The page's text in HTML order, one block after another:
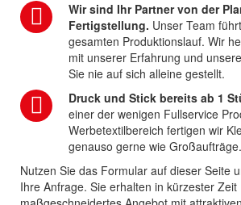
Wir sind Ihr Partner von der
Fertigstellung. Unser Team
gesamten Produktionslauf. Wir
mit unserer Erfahrung und
Sie nie auf sich alleine gestellt.
Druck und Stick bereits ab 1
einer der wenigen Fullservice
Werbetextilbereich fertigen wir
genauso gerne wie Großaufträge.
Nutzen Sie das Formular auf dieser Seite
Ihre Anfrage. Sie erhalten in kürzester Zeit